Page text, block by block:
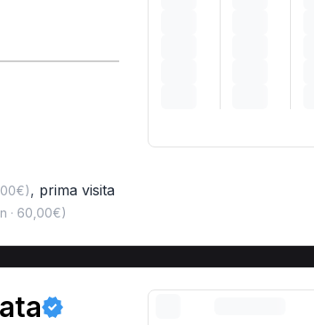
, prima visita
· 60,00€)